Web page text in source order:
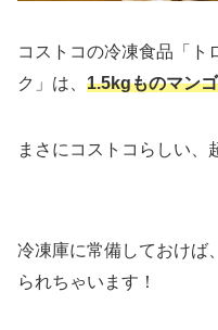
コストコの冷凍食品「ト
ク」は、 1.5kgものマン
まさにコストコらしい、
冷凍庫に常備しておけば
られちゃいます！